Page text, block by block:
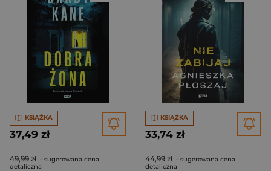
KSIĄŻKA
37,49 zł
49,99 zł - sugerowana cena
detaliczna
KSIĄŻKA
33,74 zł
44,99 zł - sugerowana cena
detaliczna